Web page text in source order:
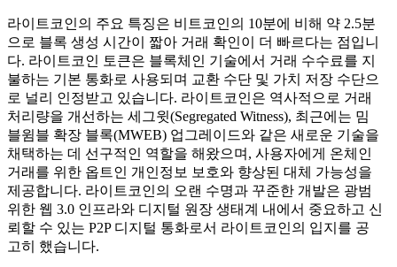
라이트코인의 주요 특징은 비트코인의 10분에 비해 약 2.5분
으로 블록 생성 시간이 짧아 거래 확인이 더 빠르다는 점입니
다. 라이트코인 토큰은 블록체인 기술에서 거래 수수료를 지
불하는 기본 통화로 사용되며 교환 수단 및 가치 저장 수단으
로 널리 인정받고 있습니다. 라이트코인은 역사적으로 거래
처리량을 개선하는 세그윗(Segregated Witness), 최근에는 밈
블윔블 확장 블록(MWEB) 업그레이드와 같은 새로운 기술을
채택하는 데 선구적인 역할을 해왔으며, 사용자에게 온체인
거래를 위한 옵트인 개인정보 보호와 향상된 대체 가능성을
제공합니다. 라이트코인의 오랜 수명과 꾸준한 개발은 광범
위한 웹 3.0 인프라와 디지털 원장 생태계 내에서 중요하고 신
뢰할 수 있는 P2P 디지털 통화로서 라이트코인의 입지를 공
고히 했습니다.